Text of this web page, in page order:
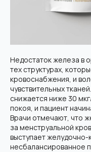
Недостаток железа в
тех структурах,
кровоснабжения, и
чувствительных
снижается ниже 30
покоя, и пациент
Врачи отмечают, что
за менструальной
выступает
несбалансированное